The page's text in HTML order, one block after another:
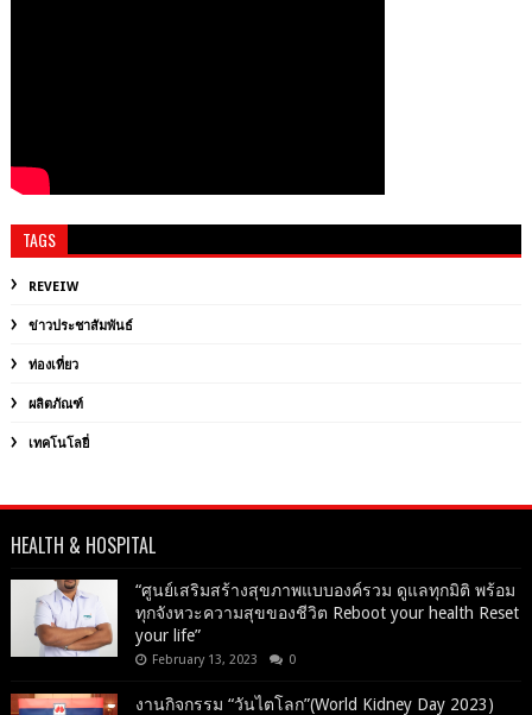
TAGS
REVEIW
ข่าวประชาสัมพันธ์
ท่องเที่ยว
ผลิตภัณฑ์
เทคโนโลยี่
HEALTH & HOSPITAL
“ศูนย์เสริมสร้างสุขภาพแบบองค์รวม ดูแลทุกมิติ พร้อม
ทุกจังหวะความสุขของชีวิต Reboot your health Reset
your life”
February 13, 2023 0
งานกิจกรรม “วันไตโลก”(World Kidney Day 2023)